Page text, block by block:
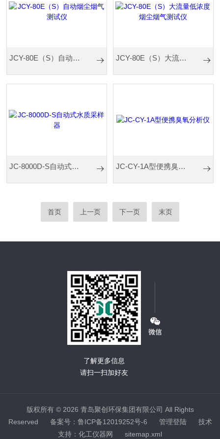
JCY-80E（S）自动烟尘烟气测试仪 JCY-80E（S）大流量低浓度烟尘烟气测试仪
JC-8000D-S自动式水质采样器 JC-CY-1A型便携臭氧分析仪
首页 上一页 下一页 末页
了解更多信息
请扫一扫加好友
版权所有 © 2026 青岛聚创环保集团有限公司 All Rights
Reserved 备案号：鲁ICP备12019252号-6 管理登陆技术
支持： 化工仪器网 sitemap.xml